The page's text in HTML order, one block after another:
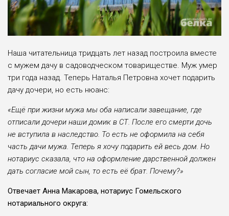
Наша читательница тридцать лет назад построила вместе
с мужем дачу в садоводческом товариществе. Муж умер
три года назад. Теперь Наталья Петровна хочет подарить
дачу дочери, но есть нюанс:
«Ещё при жизни мужа мы оба написали завещание, где
отписали дочери наши домик в СТ. После его смерти дочь
не вступила в наследство. То есть не оформила на себя
часть дачи мужа. Теперь я хочу подарить ей весь дом. Но
нотариус сказала, что на оформление дарственной должен
дать согласие мой сын, то есть её брат. Почему?»
Отвечает Анна Макарова, нотариус Гомельского
нотариального округа: